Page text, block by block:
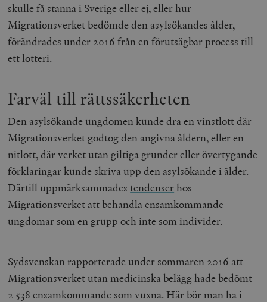
skulle få stanna i Sverige eller ej, eller hur
Migrationsverket bedömde den asylsökandes ålder,
förändrades under 2016 från en förutsägbar process till
ett lotteri.
Farväl till rättssäkerheten
Den asylsökande ungdomen kunde dra en vinstlott där
Migrationsverket godtog den angivna åldern, eller en
nitlott, där verket utan giltiga grunder eller övertygande
förklaringar kunde skriva upp den asylsökande i ålder.
Därtill uppmärksammades tendenserhos
Migrationsverket att behandla ensamkommande
ungdomar som en grupp och inte som individer.
Sydsvenskanrapporterade under sommaren 2016 att
Migrationsverket utan medicinska belägg hade bedömt
2 538 ensamkommande som vuxna. Här bör man ha i